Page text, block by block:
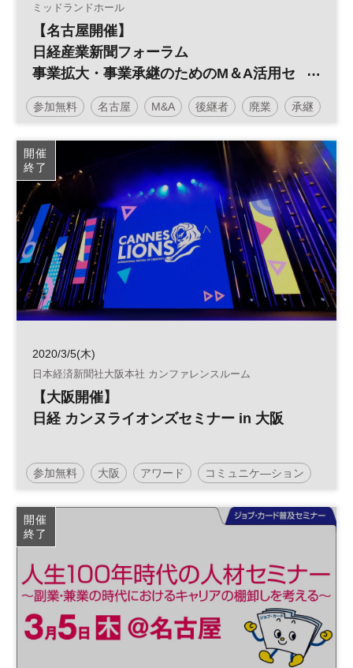
ミッドランドホール
【名古屋開催】
日経産業新聞フォーラム
事業拡大・事業承継のためのM＆A活用セ
ミナー
参加無料 名古屋 M&A 後継者 廃業 承継
事業引継ぎ
日経産業新聞フォーラム
開催
終了
2020/3/5(木)
日本経済新聞社大阪本社 カンファレンスルーム
【大阪開催】
日経 カンヌライオンズセミナー in 大阪
参加無料 大阪 アワード コミュニケ―ション
広告
開催
終了